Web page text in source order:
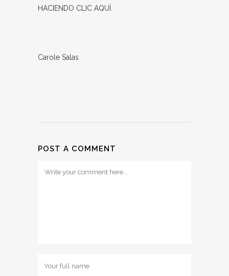
HACIENDO CLIC AQUÍ.
Carole Salas
POST A COMMENT